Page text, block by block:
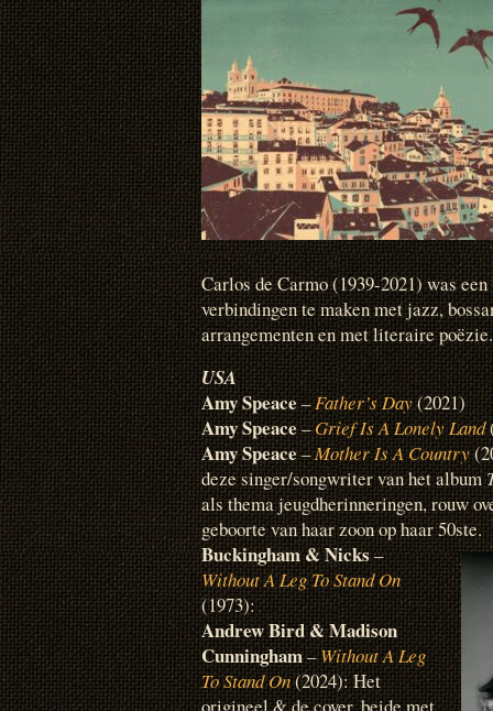
Carlos de Carmo (1939-2021) was
verbindingen te maken met jazz,
arrangementen en met literaire poëzie.
USA
Amy Speace–Father’s Day(2021)
Amy Speace–Grief Is A Lonely Land
Amy Speace–Mother Is A Country
deze singer/songwriter van het album
als thema jeugdherinneringen, rouw
geboorte van haar zoon op haar 50ste.
Buckingham & Nicks–
Without A Leg To Stand On
(1973):
Andrew Bird & Madison
Cunningham–Without A Leg
To Stand On(2024): Het